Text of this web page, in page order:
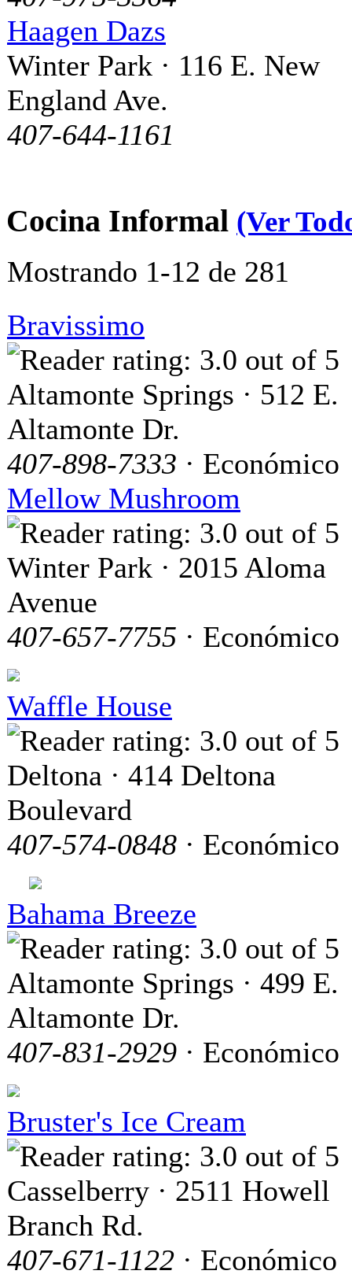
Haagen Dazs
Winter Park · 116 E. New
England Ave.
407-644-1161
Cocina Informal (Ver
Mostrando 1-12 de 281
Bravissimo
Altamonte Springs · 512 E.
Altamonte Dr.
407-898-7333 · Económico
Mellow Mushroom
Winter Park · 2015 Aloma
Avenue
407-657-7755 · Económico
Waffle House
Deltona · 414 Deltona
Boulevard
407-574-0848 · Económico
Bahama Breeze
Altamonte Springs · 499 E.
Altamonte Dr.
407-831-2929 · Económico
Bruster's Ice Cream
Casselberry · 2511 Howell
Branch Rd.
407-671-1122 · Económico